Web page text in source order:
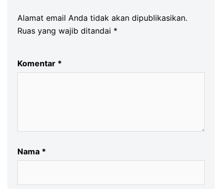
Alamat email Anda tidak akan dipublikasikan.
Ruas yang wajib ditandai *
Komentar *
Nama *